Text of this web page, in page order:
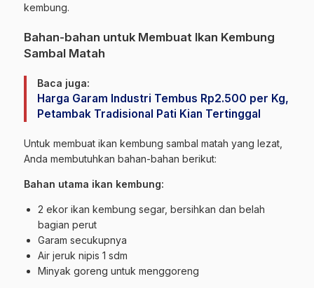
kembung.
Bahan-bahan untuk Membuat Ikan Kembung
Sambal Matah
Baca juga:
Harga Garam Industri Tembus Rp2.500 per Kg,
Petambak Tradisional Pati Kian Tertinggal
Untuk membuat ikan kembung sambal matah yang lezat,
Anda membutuhkan bahan-bahan berikut:
Bahan utama ikan kembung:
2 ekor ikan kembung segar, bersihkan dan belah
bagian perut
Garam secukupnya
Air jeruk nipis 1 sdm
Minyak goreng untuk menggoreng